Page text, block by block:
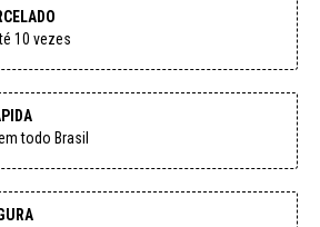
10 vezes
todo Brasil